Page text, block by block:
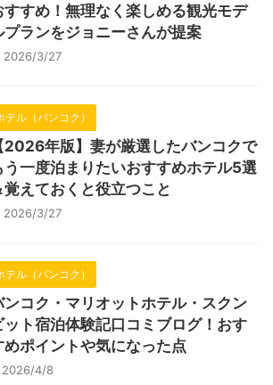
すすめ！無理なく楽しめる観光モデ
プランをジョニーさんが提案
2026/3/27
テル（バンコク）
2026年版】妻が厳選したバンコクで
う一度泊まりたいおすすめホテル5選
覚えておくと役立つこと
2026/3/27
テル（バンコク）
ンコク・マリオットホテル・スクン
ット宿泊体験記口コミブログ！おす
めポイントや気になった点
2026/4/8